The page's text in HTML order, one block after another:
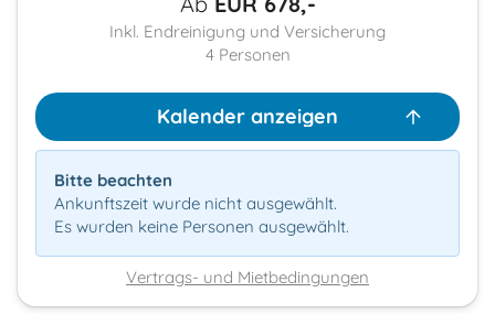
Inkl. Endreinigung und Versicherung
4 Personen
Kalender anzeigen
Bitte beachten
Ankunftszeit wurde nicht ausgewählt.
Es wurden keine Personen ausgewählt.
Vertrags- und Mietbedingungen